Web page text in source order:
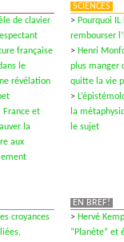
de clavier
française
le
révélation
France et
la
aux
SCIENCES
> Pourquoi IL
rembourser
> Henri
plus manger
quitte la vie
>
la
le sujet
croyances
EN BREF!
> Hervé
“Planète” et